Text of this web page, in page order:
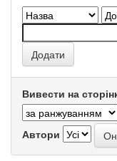
Вивести на
Автори